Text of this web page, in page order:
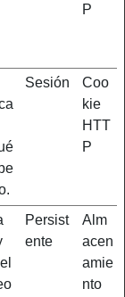
P
Sesión
Coo
kie
HTT
P
Persist
ente
Alm
acen
amie
nto